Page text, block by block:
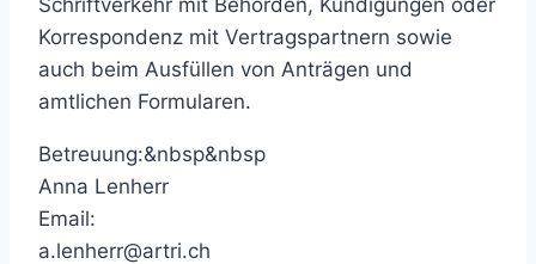
Korrespondenz mit Vertragspartnern sowie
auch beim Ausfüllen von Anträgen und
amtlichen Formularen.
Betreuung:&nbsp&nbsp
Anna Lenherr
Email:
a.lenherr@artri.ch